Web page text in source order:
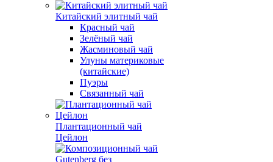
Китайский элитный чай
Красный чай
Зелёный чай
Жасминовый чай
Улуны материковые
(китайские)
Пуэры
Связанный чай
Плантационный чай
Цейлон